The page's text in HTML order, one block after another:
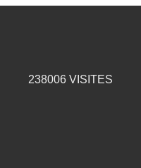
238006 VISITES